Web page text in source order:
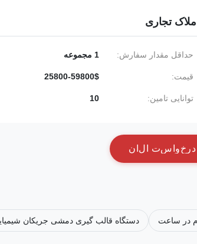
املاک تجاری
حداقل مقدار سفارش: 1 مجموعه
قیمت: 25800-59800$
توانایی تامین: 10
در خو ست ل ن
دستگاه قالب گیری دمشی جریکان